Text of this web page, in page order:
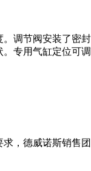
调节阀安装了密
专用气缸定位可
，德威诺斯销售